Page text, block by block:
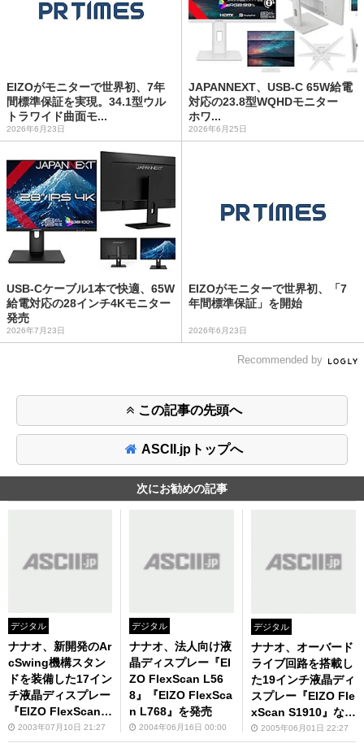
EIZOがモニターで世界初、7年
間標準保証を実現。34.1型ウル
トラワイド曲面モ...
2026年6月23日
JAPANNEXT、USB-C 65W給電
対応の23.8型WQHDモニター
ホワ...
2026年6月25日
USB-Cケーブル1本で快適、65W
給電対応の28インチ4Kモニター
発売
2026年7月23日
EIZOがモニターで世界初、「7
年間標準保証」を開始
2026年6月23日
Recommended by
この記事の先頭へ
ASCII.jpトップへ
次にお勧めの記事
デジタル
ナナオ、新開発のAr
cSwing機構スタン
ドを装備した17イン
チ液晶ディスプレー
『EIZO FlexScan L
567』を発売
2003年07月10日 21:27
デジタル
ナナオ、法人向け液
晶ディスプレー『EI
ZO FlexScan L56
8』『EIZO FlexSca
n L768』を発売
2004年06月16日 00:00
デジタル
ナナオ、オーバード
ライブ回路を搭載し
た19インチ液晶ディ
スプレー『EIZO Fle
xScan S1910』など
2機種を発売
2005年06月01日 22:27